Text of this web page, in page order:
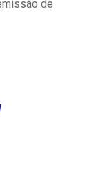
de